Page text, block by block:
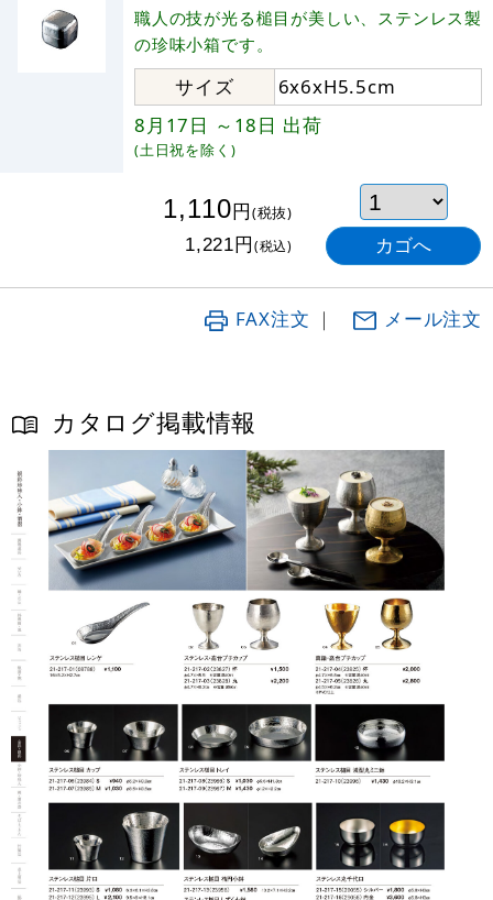
職人の技が光る槌目が美しい、ステンレス製
の珍味小箱です。
サイズ
6x6xH5.5cm
8月17日 ～18日 出荷
(土日祝を除く)
1,110円(税抜)
1,221円(税込)
FAX注文 ｜ メール注文
カタログ掲載情報